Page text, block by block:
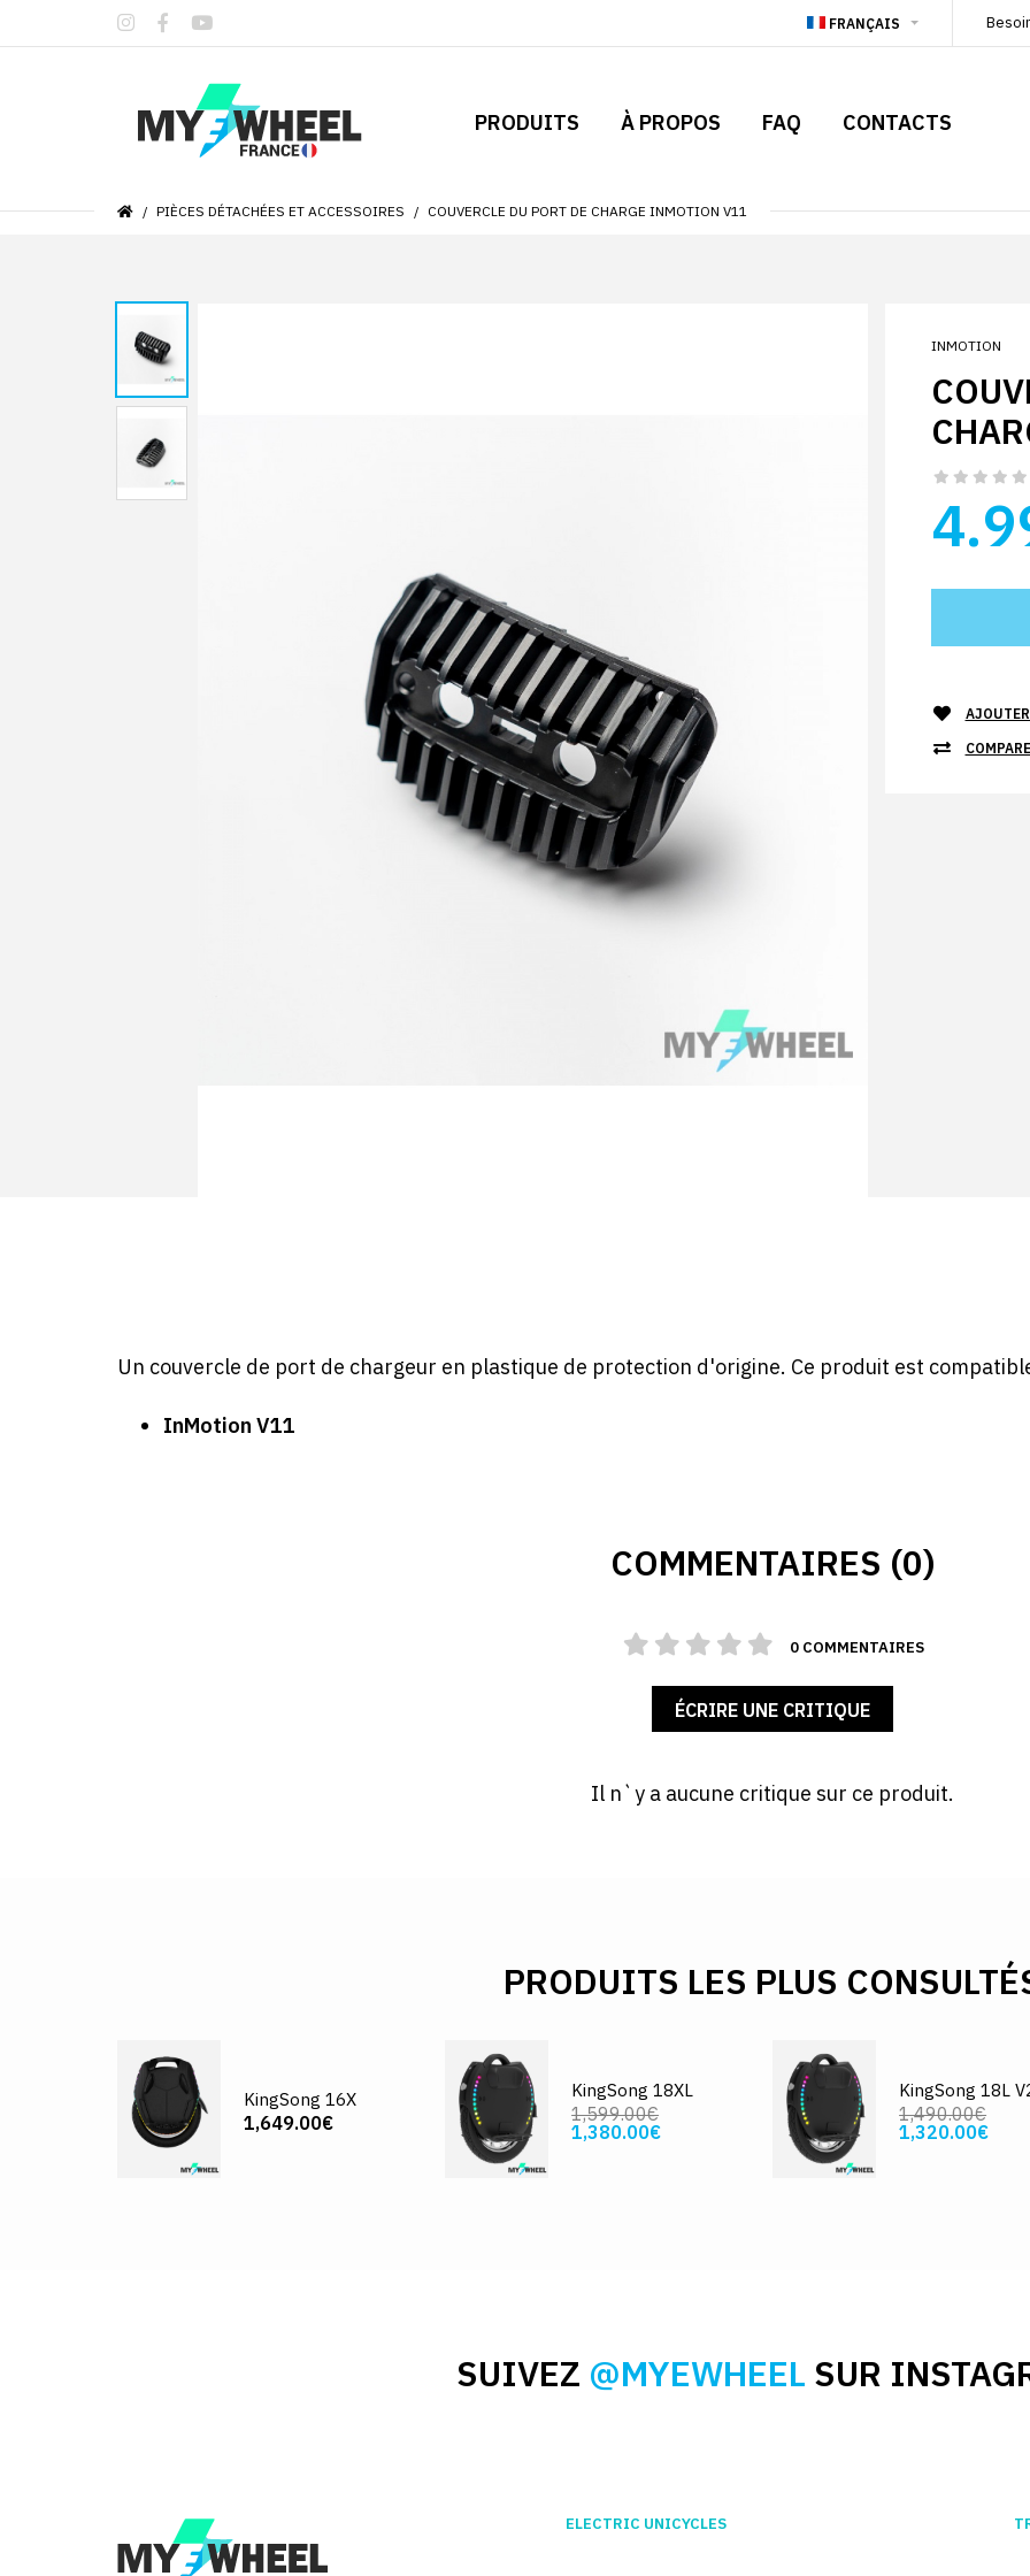
FRANÇAIS
PRODUITS À PROPOS FAQ CONTACTS
PIÈCES DÉTACHÉES ET ACCESSOIRES COUVERCLE DU PORT DE CHARGE INMOTION V11
INMOTION
Un couvercle de port de chargeur en plastique de protection d'origine. Ce produit est
InMotion V11
COMMENTAIRES (0)
0 COMMENTAIRES
ÉCRIRE UNE CRITIQUE
Il n`y a aucune critique sur ce produit.
PRODUITS LES PLUS
KingSong 16X
1,649.00€
KingSong 18XL
1,599.00€
1,380.00€
KingSong 18L
1,490.00€
1,320.00€
SUIVEZ @MYEWHEEL SUR
ELECTRIC UNICYCLES